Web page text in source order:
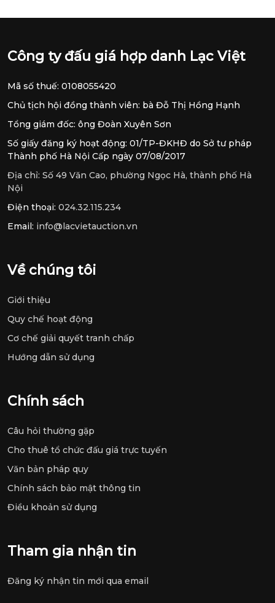
Công ty đấu giá hợp danh Lạc Việt
Mã số thuế: 0108055420
Chủ tịch hội đồng thành viên: bà Đỗ Thị Hồng Hạnh
Tổng giám đốc: ông Đoàn Xuyên Sơn
Số giấy đăng ký hoạt động: 01/TP-ĐKHĐ do Sở tư pháp
Thành phố Hà Nội Cấp ngày 07/08/2017
Địa chỉ: Số 49 Văn Cao, phường Ngọc Hà, thành phố Hà
Nội
Điện thoại: 024.32.115.234
Email: info@lacvietauction.vn
Về chúng tôi
Giới thiệu
Quy chế hoạt động
Cơ chế giải quyết tranh chấp
Hướng dẫn sử dụng
Chính sách
Câu hỏi thường gặp
Cho thuê tổ chức đấu giá trực tuyến
Văn bản pháp quy
Chính sách bảo mật thông tin
Điều khoản sử dụng
Tham gia nhận tin
Đăng ký nhận tin mới qua email